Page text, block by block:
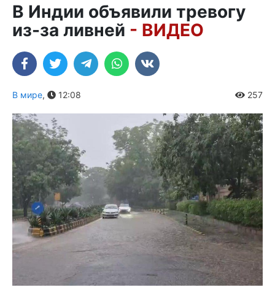
В Индии объявили тревогу
из-за ливней - ВИДЕО
В мире, 12:08 257